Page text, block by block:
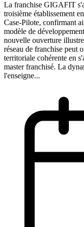
La franchise GIGAFIT
troisième établissement
Case-Pilote, confirmant
modèle de
nouvelle ouverture
réseau de franchise peut
territoriale cohérente en
master franchisé. La
l'enseigne...